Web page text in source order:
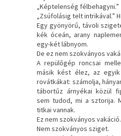
„Képtelenség félbehagyni.”
„Zsúfolásig telt intrikával.”
Egy gyönyörű, távoli
kék óceán, arany
egy-két lábnyom.
De ez nem szokványos
A repülőgép roncsai
másik kést élez, az
rovátkákat: számolja,
tábortűz árnyékai közül
sem tudod, mi a sztorija.
titkai vannak.
Ez nem szokványos vakáció.
Nem szokványos sziget.